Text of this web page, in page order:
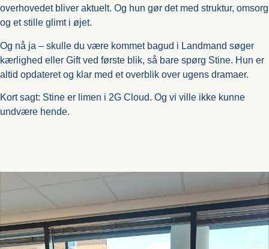
overhovedet bliver aktuelt. Og hun gør det med struktur, omsorg
og et stille glimt i øjet.
Og nå ja – skulle du være kommet bagud i Landmand søger
kærlighed eller Gift ved første blik, så bare spørg Stine. Hun er
altid opdateret og klar med et overblik over ugens dramaer.
Kort sagt: Stine er limen i 2G Cloud. Og vi ville ikke kunne
undvære hende.